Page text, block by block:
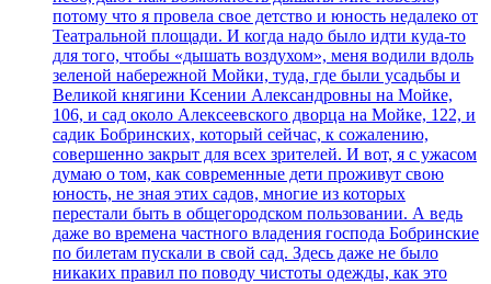
потому что я провела свое детство и юность недалеко от
Театральной площади. И когда надо было идти куда-то
для того, чтобы «дышать воздухом», меня водили вдоль
зеленой набережной Мойки, туда, где были усадьбы и
Великой княгини Ксении Александровны на Мойке,
106, и сад около Алексеевского дворца на Мойке, 122, и
садик Бобринских, который сейчас, к сожалению,
совершенно закрыт для всех зрителей. И вот, я с ужасом
думаю о том, как современные дети проживут свою
юность, не зная этих садов, многие из которых
перестали быть в общегородском пользовании. А ведь
даже во времена частного владения господа Бобринские
по билетам пускали в свой сад. Здесь даже не было
никаких правил по поводу чистоты одежды, как это